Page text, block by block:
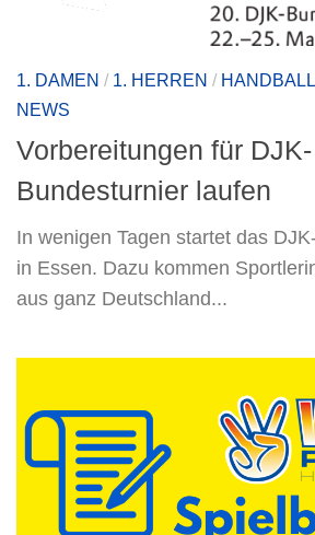
1. DAMEN / 1. HERREN /
NEWS
Vorbereitungen für DJK-
Bundesturnier laufen
In wenigen Tagen startet das
in Essen. Dazu kommen
aus ganz Deutschland...